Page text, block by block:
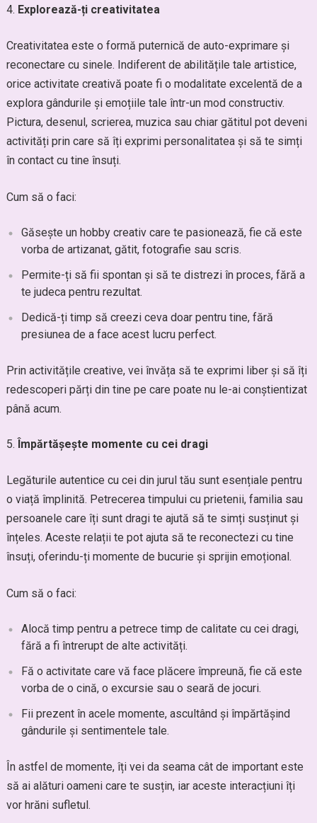
Explorează-ți creativitatea
Creativitatea este o formă puternică de auto-exprimare și
reconectare cu sinele. Indiferent de abilitățile tale artistice,
orice activitate creativă poate fi o modalitate excelentă de a
explora gândurile și emoțiile tale într-un mod constructiv.
Pictura, desenul, scrierea, muzica sau chiar gătitul pot deveni
activități prin care să îți exprimi personalitatea și să te simți
în contact cu tine însuți.
Cum să o faci:
Găsește un hobby creativ care te pasionează, fie că este
vorba de artizanat, gătit, fotografie sau scris.
Permite-ți să fii spontan și să te distrezi în proces, fără a
te judeca pentru rezultat.
Dedică-ți timp să creezi ceva doar pentru tine, fără
presiunea de a face acest lucru perfect.
Prin activitățile creative, vei învăța să te exprimi liber și să îți
redescoperi părți din tine pe care poate nu le-ai conștientizat
până acum.
Împărtășește momente cu cei dragi
Legăturile autentice cu cei din jurul tău sunt esențiale pentru
o viață împlinită. Petrecerea timpului cu prietenii, familia sau
persoanele care îți sunt dragi te ajută să te simți susținut și
înțeles. Aceste relații te pot ajuta să te reconectezi cu tine
însuți, oferindu-ți momente de bucurie și sprijin emoțional.
Cum să o faci:
Alocă timp pentru a petrece timp de calitate cu cei dragi,
fără a fi întrerupt de alte activități.
Fă o activitate care vă face plăcere împreună, fie că este
vorba de o cină, o excursie sau o seară de jocuri.
Fii prezent în acele momente, ascultând și împărtășind
gândurile și sentimentele tale.
În astfel de momente, îți vei da seama cât de important este
să ai alături oameni care te susțin, iar aceste interacțiuni îți
vor hrăni sufletul.